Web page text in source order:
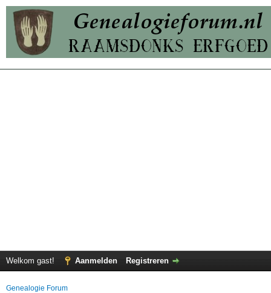
Welkom gast! Aanmelden Registreren
Genealogie Forum